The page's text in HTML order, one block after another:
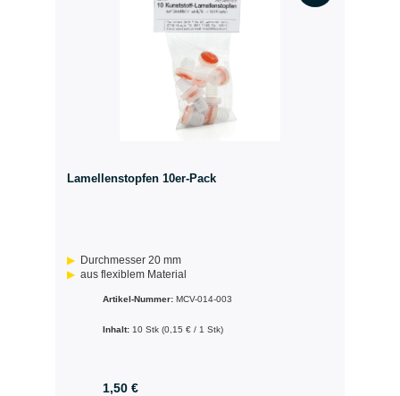
Lamellenstopfen 10er-Pack
Durchmesser 20 mm
aus flexiblem Material
Artikel-Nummer: MCV-014-003
Inhalt: 10 Stk (0,15 € / 1 Stk)
1,50 €